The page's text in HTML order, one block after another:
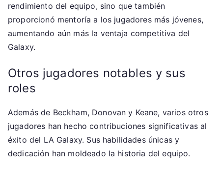
rendimiento del equipo, sino que también
proporcionó mentoría a los jugadores más jóvenes,
aumentando aún más la ventaja competitiva del
Galaxy.
Otros jugadores notables y sus
roles
Además de Beckham, Donovan y Keane, varios otros
jugadores han hecho contribuciones significativas al
éxito del LA Galaxy. Sus habilidades únicas y
dedicación han moldeado la historia del equipo.